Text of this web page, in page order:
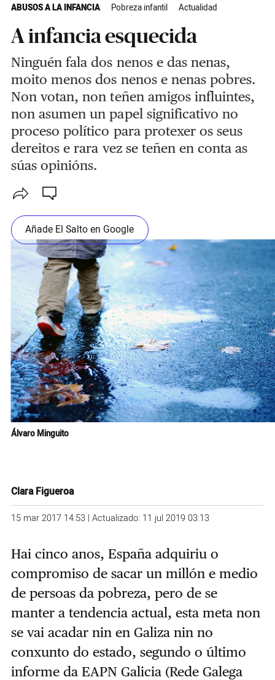
ABUSOS A LA INFANCIA Pobreza infantil Actualidad
A infancia esquecida
Ninguén fala dos nenos e das nenas,
moito menos dos nenos e nenas pobres.
Non votan, non teñen amigos influintes,
non asumen un papel significativo no
proceso político para protexer os seus
dereitos e rara vez se teñen en conta as
súas opinións.
Añade El Salto en Google
Álvaro Minguito
Clara Figueroa
15 mar 2017 14:53 | Actualizado: 11 jul 2019 03:13
Hai cinco anos, España adquiriu o
compromiso de sacar un millón e medio
de persoas da pobreza, pero de se
manter a tendencia actual, esta meta non
se vai acadar nin en Galiza nin no
conxunto do estado, segundo o último
informe da EAPN Galicia (Rede Galega